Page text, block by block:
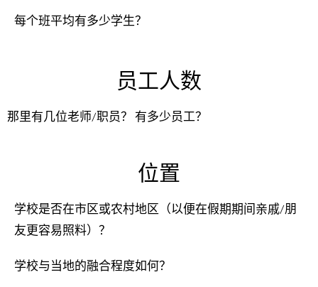
每个班平均有多少学生？
员工人数
那里有几位老师/职员？ 有多少员工？
位置
学校是否在市区或农村地区（以便在假期期间亲戚/朋
友更容易照料）？
学校与当地的融合程度如何？